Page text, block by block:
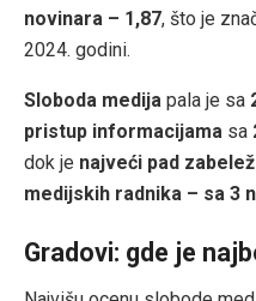
novinara – 1,87, što je
2024. godini.
Sloboda medija pala je sa
pristup informacijama sa
dok je najveći pad
medijskih radnika – sa 3
Gradovi: gde je